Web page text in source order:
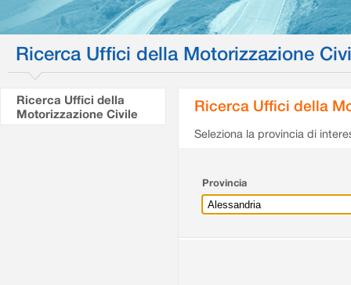
Ricerca Uffici della Motorizzazione
Ricerca Uffici della
Motorizzazione Civile
Ricerca Uffici della
Seleziona la provincia di
Provincia